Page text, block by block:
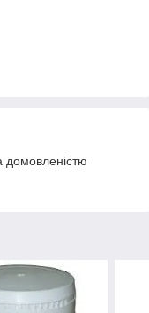
домовленістю